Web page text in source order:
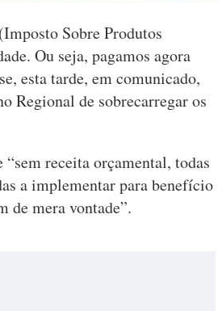
Sobre Produtos
Ou seja, pagamos agora
esta tarde, em comunicado,
Regional de sobrecarregar os
receita orçamental, todas
a implementar para benefício
de mera vontade”.